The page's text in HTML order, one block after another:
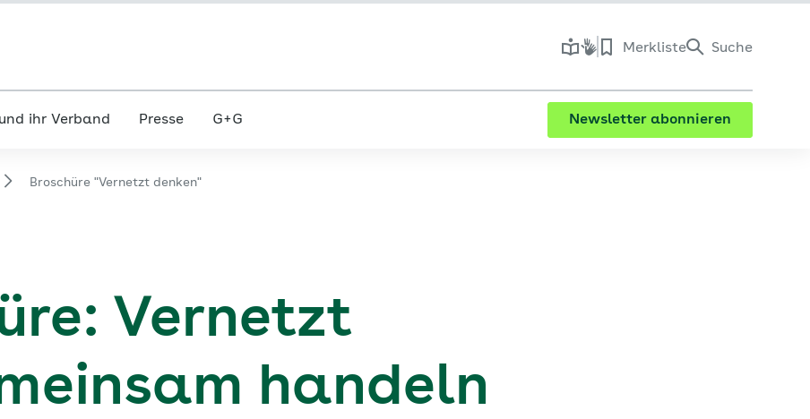
Merkliste Suche
ihr Verband Presse G+G Newsletter abonnieren
Broschüre "Vernetzt denken"
Vernetzt
handeln